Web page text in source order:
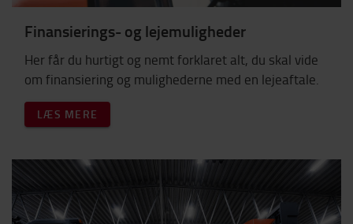
Finansierings- og lejemuligheder
Her får du hurtigt og nemt forklaret alt, du skal vide
om finansiering og mulighederne med en lejeaftale.
LÆS MERE